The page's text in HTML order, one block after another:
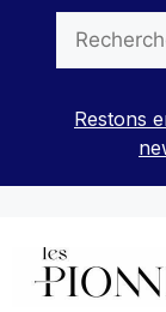
contenu
Restons